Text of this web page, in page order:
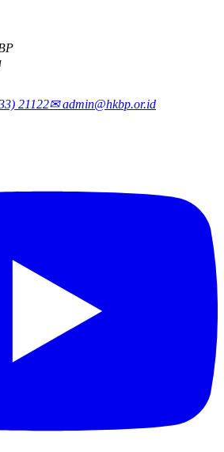
21122✉ admin@hkbp.or.id